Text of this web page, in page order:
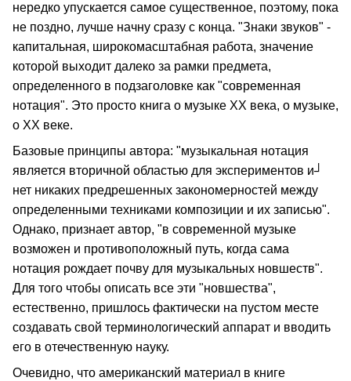
нередко упускается самое существенное, поэтому, пока
не поздно, лучше начну сразу с конца. "Знаки звуков" -
капитальная, широкомасштабная работа, значение
которой выходит далеко за рамки предмета,
определенного в подзаголовке как "современная
нотация". Это просто книга о музыке ХХ века, о музыке,
о ХХ веке.
Базовые принципы автора: "музыкальная нотация
является вторичной областью для экспериментов и┘
нет никаких предрешенных закономерностей между
определенными техниками композиции и их записью".
Однако, признает автор, "в современной музыке
возможен и противоположный путь, когда сама
нотация рождает почву для музыкальных новшеств".
Для того чтобы описать все эти "новшества",
естественно, пришлось фактически на пустом месте
создавать свой терминологический аппарат и вводить
его в отечественную науку.
Очевидно, что американский материал в книге